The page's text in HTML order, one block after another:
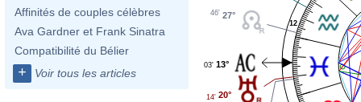
Affinités de couples célèbres
Ava Gardner et Frank Sinatra
Compatibilité du Bélier
+ Voir tous les articles
12
27°
46'
13°
03'
20°
14'